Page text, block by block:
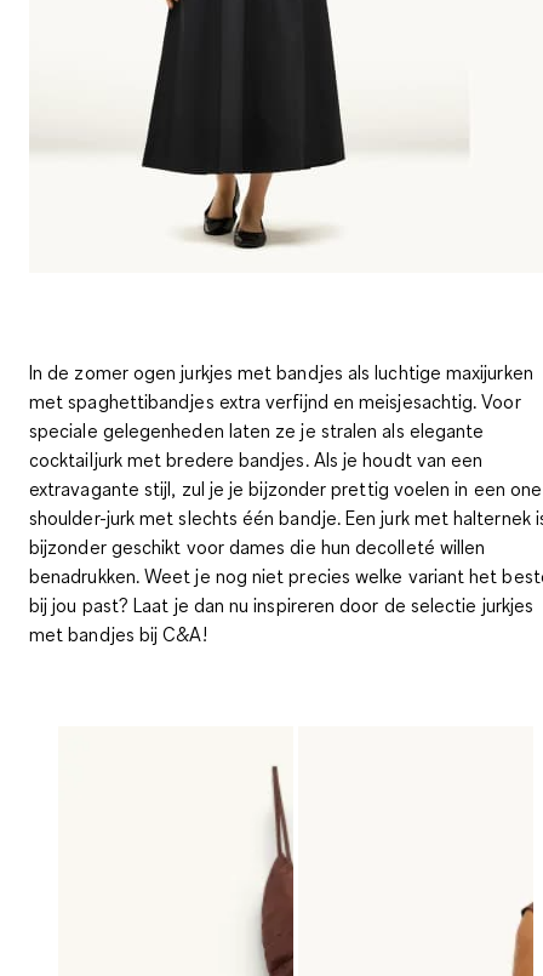
In de zomer ogen jurkjes met bandjes als luchtige maxijurken
met spaghettibandjes extra verfijnd en meisjesachtig. Voor
speciale gelegenheden laten ze je stralen als elegante
cocktailjurk met bredere bandjes. Als je houdt van een
extravagante stijl, zul je je bijzonder prettig voelen in een
shoulder-jurk met slechts één bandje. Een jurk met halternek
bijzonder geschikt voor dames die hun decolleté willen
benadrukken. Weet je nog niet precies welke variant het
bij jou past? Laat je dan nu inspireren door de selectie jurkjes
met bandjes bij C&A!